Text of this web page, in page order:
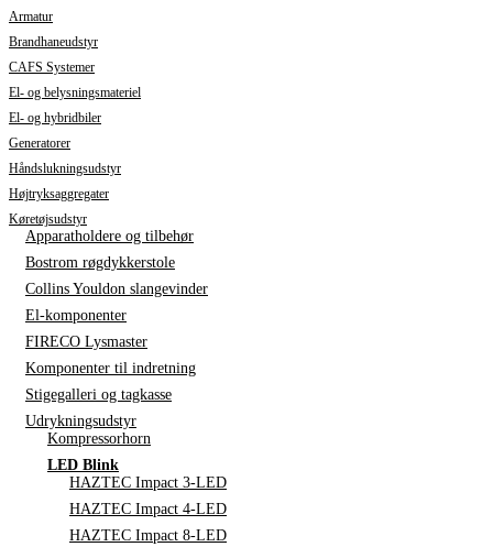
Armatur
Brandhaneudstyr
CAFS Systemer
El- og belysningsmateriel
El- og hybridbiler
Generatorer
Håndslukningsudstyr
Højtryksaggregater
Køretøjsudstyr
Apparatholdere og tilbehør
Bostrom røgdykkerstole
Collins Youldon slangevinder
El-komponenter
FIRECO Lysmaster
Komponenter til indretning
Stigegalleri og tagkasse
Udrykningsudstyr
Kompressorhorn
LED Blink
HAZTEC Impact 3-LED
HAZTEC Impact 4-LED
HAZTEC Impact 8-LED